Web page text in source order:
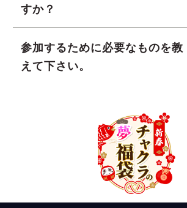
すか？
参加するために必要なものを教
えて下さい。